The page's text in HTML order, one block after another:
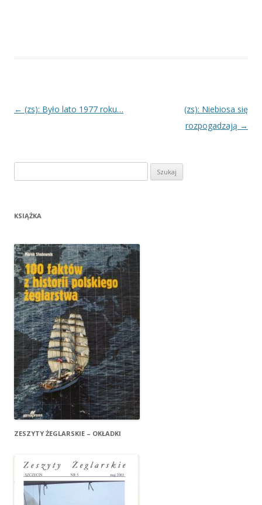
Nawigacja
← (zs): Było lato 1977 roku…
(zs): Niebiosa się
rozpogadzają →
KSIĄŻKA
ZESZYTY ŻEGLARSKIE – OKŁADKI